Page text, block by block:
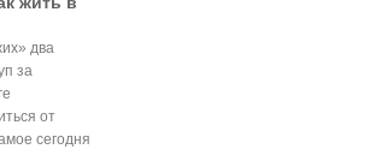
два
за
от
сегодня